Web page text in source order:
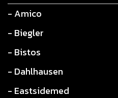
- Amico
- Biegler
- Bistos
- Dahlhausen
- Eastsidemed